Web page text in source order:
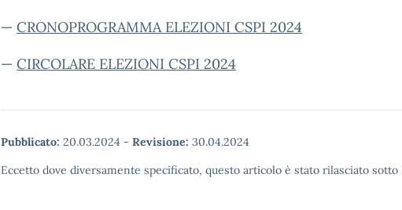
— CRONOPROGRAMMA ELEZIONI CSPI 2024
— CIRCOLARE ELEZIONI CSPI 2024
Pubblicato: 20.03.2024 - Revisione: 30.04.2024
Eccetto dove diversamente specificato, questo articolo è stato rilasciato